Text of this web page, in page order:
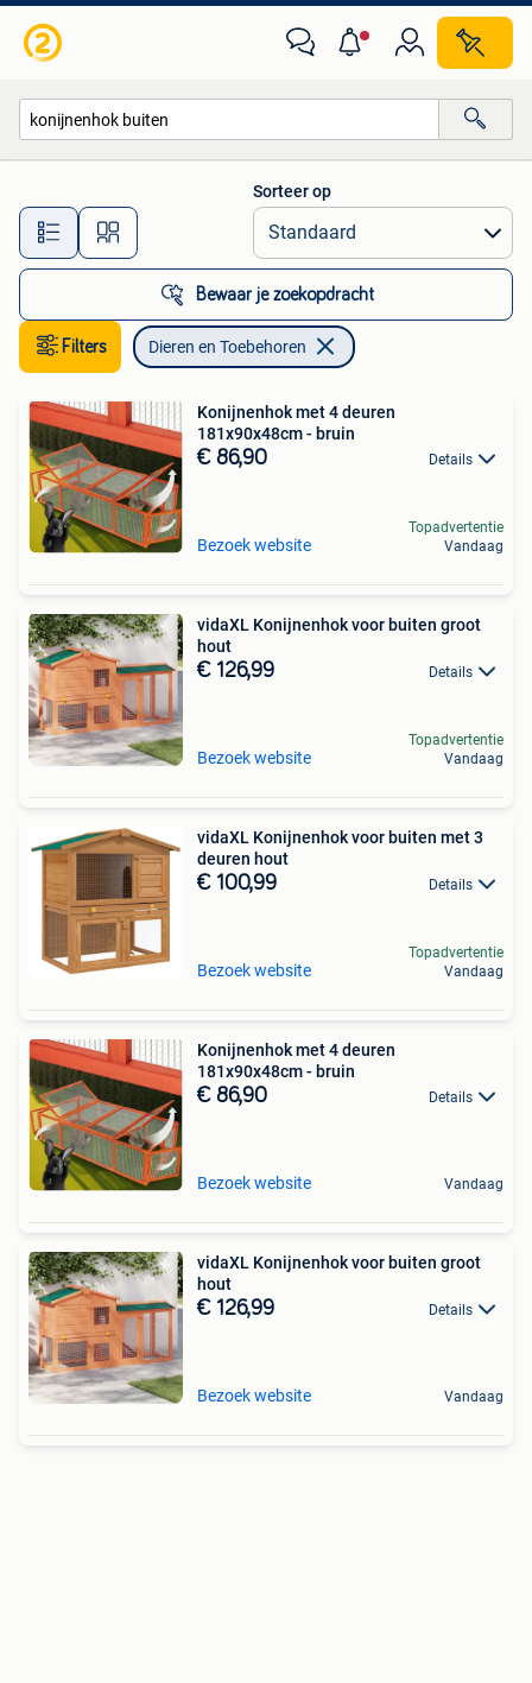
Alle afstanden…
Sorteer op
Bewaar je zoekopdracht
Filters Dieren en Toebehoren
Konijnenhok met 4 deuren
181x90x48cm - bruin
€ 86,90 Details
Bezoek website
Topadvertentie
Vandaag
vidaXL Konijnenhok voor buiten groot
hout
€ 126,99 Details
Bezoek website
Topadvertentie
Vandaag
vidaXL Konijnenhok voor buiten met 3
deuren hout
€ 100,99 Details
Bezoek website
Topadvertentie
Vandaag
Konijnenhok met 4 deuren
181x90x48cm - bruin
€ 86,90 Details
Bezoek website Vandaag
vidaXL Konijnenhok voor buiten groot
hout
€ 126,99 Details
Bezoek website Vandaag